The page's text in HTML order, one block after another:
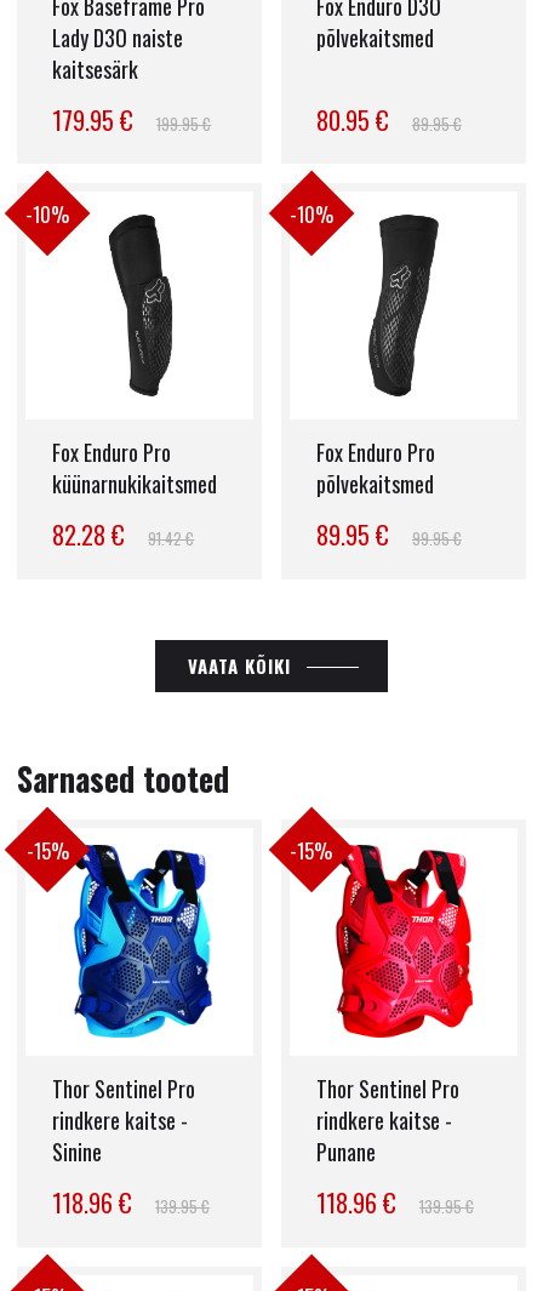
Lady D3O naiste
kaitsesärk
179.95 € 199.95 €
põlvekaitsmed
80.95 € 89.95 €
-10%
Fox Enduro Pro
küünarnukikaitsmed
82.28 € 91.42 €
-10%
Fox Enduro Pro
põlvekaitsmed
89.95 € 99.95 €
VAATA KÕIKI
Sarnased tooted
-15%
Thor Sentinel Pro
rindkere kaitse -
Sinine
118.96 € 139.95 €
-15%
Thor Sentinel Pro
rindkere kaitse -
Punane
118.96 € 139.95 €